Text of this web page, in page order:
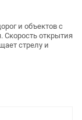
и объектов с
открытия
стрелу и